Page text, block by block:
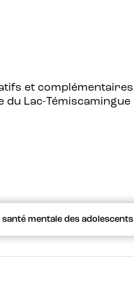
et complémentaires
Lac-Témiscamingue
mentale des adolescents